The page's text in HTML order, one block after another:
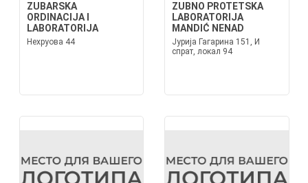
ZUBARSKA
ORDINACIJA I
LABORATORIJA
Нехруова 44
ZUBNO PROTETSKA
LABORATORIJA
MANDIĆ NENAD
Јурија Гагарина 151, И
спрат, локал 94